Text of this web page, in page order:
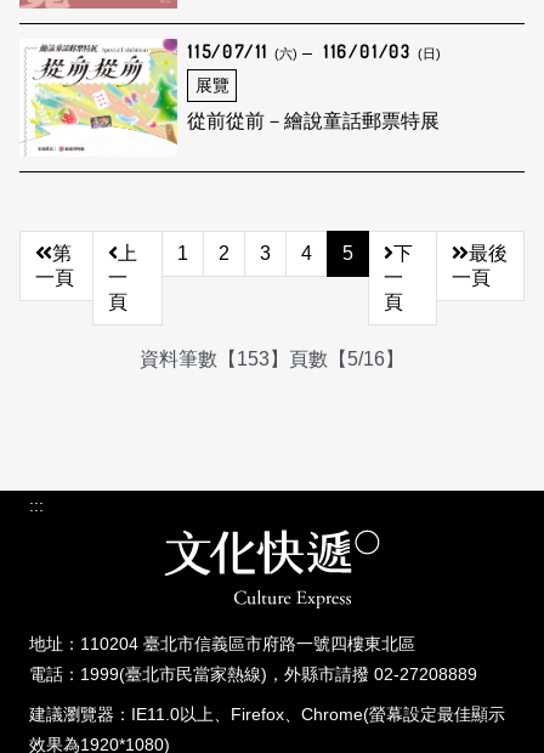
115/07/11 (六) 116/01/03 (日)
展覽
從前從前－繪說童話郵票特展
第
一頁
上
一
頁
1 2 3 4 5
下
一
頁
最後
一頁
資料筆數【153】頁數【5/16】
:::
地址：110204 臺北市信義區市府路一號四樓東北區
電話：1999(臺北市民當家熱線)，外縣市請撥 02-27208889
建議瀏覽器：IE11.0以上、Firefox、Chrome(螢幕設定最佳顯示
效果為1920*1080)